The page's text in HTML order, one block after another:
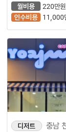
월비용
220만원
인수비용
11,000
디저트 충남